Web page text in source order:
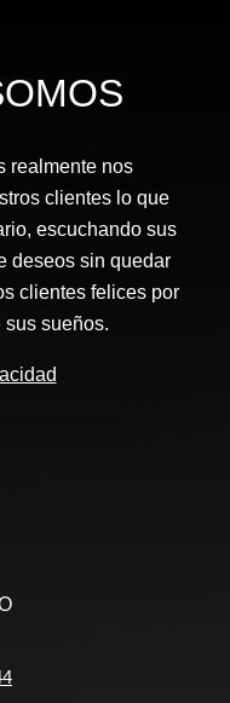
realmente nos
clientes lo que
escuchando sus
deseos sin quedar
clientes felices por
sueños.